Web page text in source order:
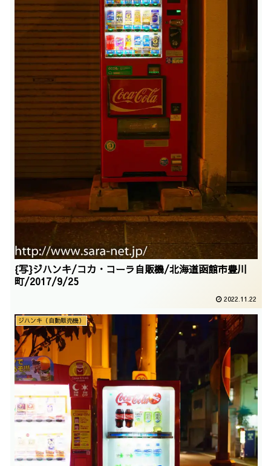
{写}ジハンキ/コカ・コーラ自販機/北海道函館市豊川
町/2017/9/25
2022.11.22
ジハンキ（自動販売機）